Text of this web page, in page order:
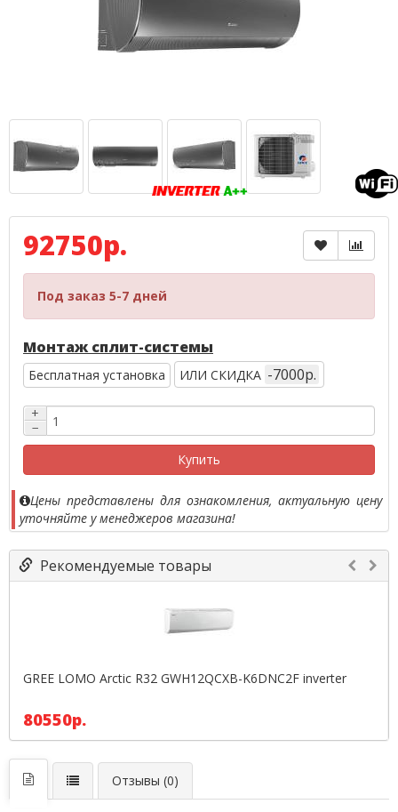
92750р.
Под заказ 5-7 дней
Монтаж сплит-системы
Бесплатная установка ИЛИ СКИДКА -7000р.
+
−
Купить
Цены представлены для ознакомления, актуальную цену
уточняйте у менеджеров магазина!
Рекомендуемые товары
GREE LOMO Arctic R32 GWH12QCXB-K6DNC2F inverter
80550р.
Отзывы (0)